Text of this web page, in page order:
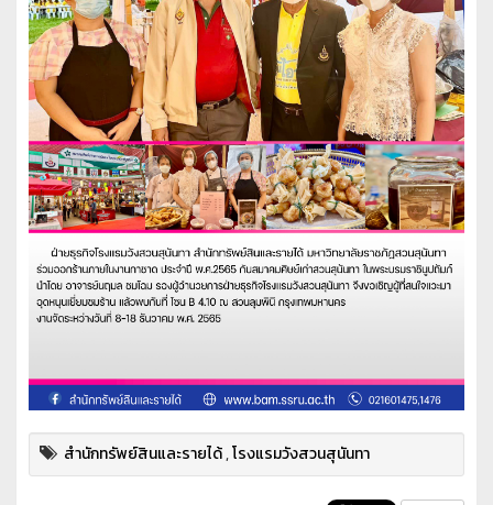
สำนักทรัพย์สินและรายได้,โรงแรมวังสวนสุนันทา